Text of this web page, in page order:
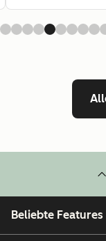
Beliebte Features